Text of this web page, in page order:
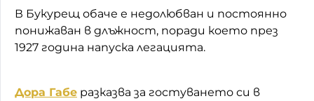
В Букурещ обаче е недолюбван и постоянно
понижаван в длъжност, поради което през
1927 година напуска легацията.
Дора Габе разказва за гостуването си в